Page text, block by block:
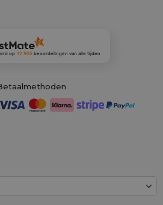
op 12 905 beoordelingenvan alle tijden